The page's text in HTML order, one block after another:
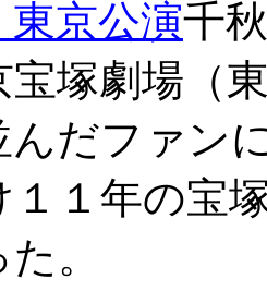
京公演千
宝塚劇場（
んだファン
１１年の宝
。